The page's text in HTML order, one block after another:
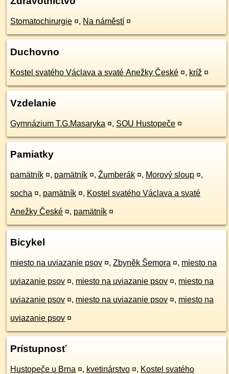
Stomatochirurgie ¤, Na náměstí ¤
Duchovno
Kostel svatého Václava a svaté Anežky České ¤, kríž ¤
Vzdelanie
Gymnázium T.G.Masaryka ¤, SOU Hustopeče ¤
Pamiatky
pamätník ¤, pamätník ¤, Žumberák ¤, Morový sloup ¤,
socha ¤, pamätník ¤, Kostel svatého Václava a svaté
Anežky České ¤, pamätník ¤
Bicykel
miesto na uviazanie psov ¤, Zbyněk Šemora ¤, miesto na
uviazanie psov ¤, miesto na uviazanie psov ¤, miesto na
uviazanie psov ¤, miesto na uviazanie psov ¤, miesto na
uviazanie psov ¤
Prístupnosť
Hustopeče u Brna ¤, kvetinárstvo ¤, Kostel svatého